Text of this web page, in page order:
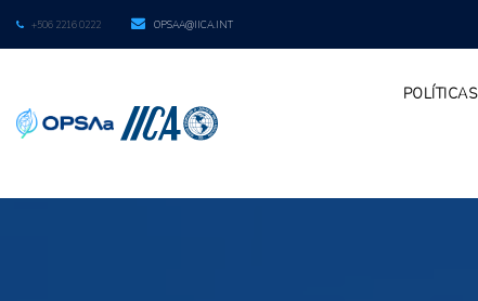
+506 2216 0222 OPSAA@IICA.INT
POLÍTICAS